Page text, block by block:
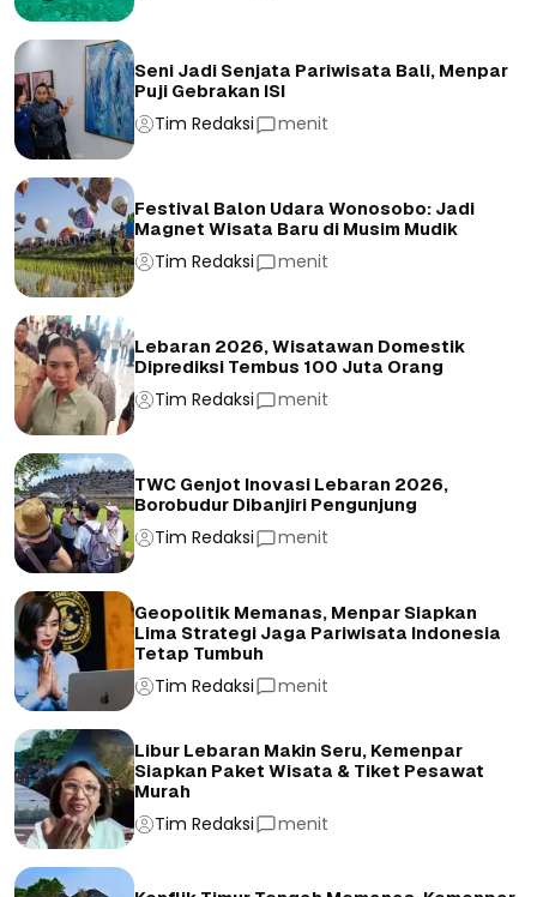
Seni Jadi Senjata Pariwisata Bali, Menpar
Puji Gebrakan ISI
Tim Redaksi menit
Festival Balon Udara Wonosobo: Jadi
Magnet Wisata Baru di Musim Mudik
Tim Redaksi menit
Lebaran 2026, Wisatawan Domestik
Diprediksi Tembus 100 Juta Orang
Tim Redaksi menit
TWC Genjot Inovasi Lebaran 2026,
Borobudur Dibanjiri Pengunjung
Tim Redaksi menit
Geopolitik Memanas, Menpar Siapkan
Lima Strategi Jaga Pariwisata Indonesia
Tetap Tumbuh
Tim Redaksi menit
Libur Lebaran Makin Seru, Kemenpar
Siapkan Paket Wisata & Tiket Pesawat
Murah
Tim Redaksi menit